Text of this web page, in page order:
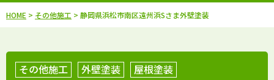
HOME > その他施工 > 静岡県浜松市南区遠州浜Sさま外壁塗装
その他施工 外壁塗装 屋根塗装